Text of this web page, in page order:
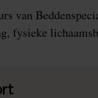
van
fysieke